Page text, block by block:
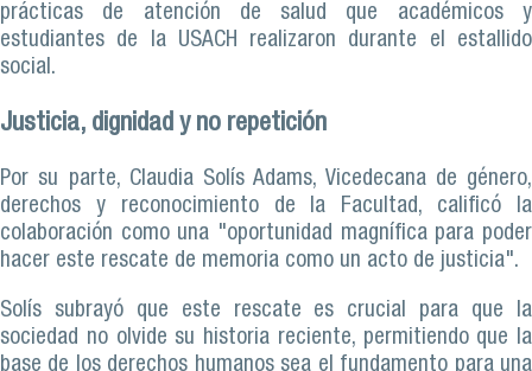
prácticas de atención de salud que académicos y
estudiantes de la USACH realizaron durante el estallido
social.
Justicia, dignidad y no repetición
Por su parte, Claudia Solís Adams, Vicedecana de género,
derechos y reconocimiento de la Facultad, calificó la
colaboración como una "oportunidad magnífica para poder
hacer este rescate de memoria como un acto de justicia".
Solís subrayó que este rescate es crucial para que la
sociedad no olvide su historia reciente, permitiendo que la
base de los derechos humanos sea el fundamento para una